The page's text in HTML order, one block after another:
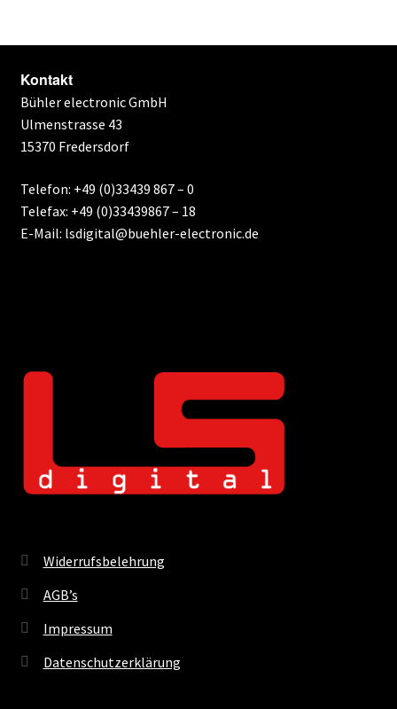
Kontakt
Bühler electronic GmbH
Ulmenstrasse 43
15370 Fredersdorf
Telefon: +49 (0)33439 867 – 0
Telefax: +49 (0)33439867 – 18
E-Mail: lsdigital@buehler-electronic.de
Widerrufsbelehrung
AGB’s
Impressum
Datenschutzerklärung